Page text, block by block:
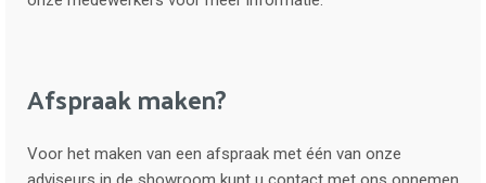
Afspraak maken?
Voor het maken van een afspraak met één van onze